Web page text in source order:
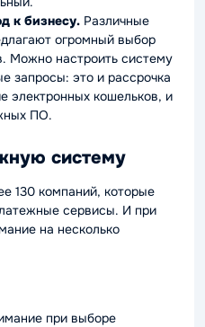
к бизнесу. Различные
огромный выбор
Можно настроить систему
запросы: это и рассрочка
электронных кошельков, и
ПО.
систему
130 компаний, которые
сервисы. И при
на несколько
при выборе